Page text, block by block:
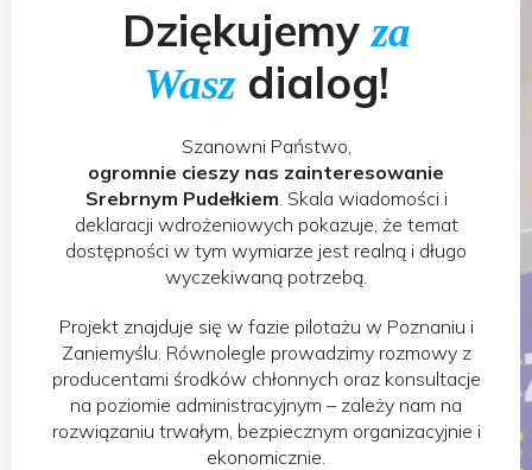
Dziękujemyza
Waszdialog!
Szanowni Państwo,
ogromnie cieszy nas zainteresowanie
Srebrnym Pudełkiem . Skala wiadomości i
deklaracji wdrożeniowych pokazuje, że temat
dostępności w tym wymiarze jest realną i długo
wyczekiwaną potrzebą.
Projekt znajduje się w fazie pilotażu w Poznaniu i
Zaniemyślu. Równolegle prowadzimy rozmowy z
producentami środków chłonnych oraz konsultacje
na poziomie administracyjnym – zależy nam na
rozwiązaniu trwałym, bezpiecznym organizacyjnie i
ekonomicznie.